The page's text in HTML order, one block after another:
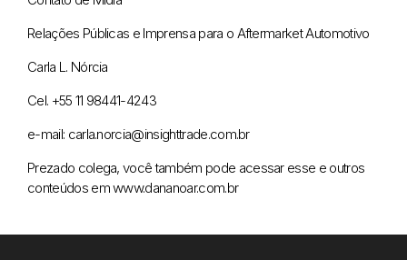
Relações Públicas e Imprensa para o Aftermarket Automotivo
Carla L. Nórcia
Cel. +55 11 98441-4243
e-mail: carla.norcia@insighttrade.com.br
Prezado colega, você também pode acessar esse e outros
conteúdos em www.dananoar.com.br